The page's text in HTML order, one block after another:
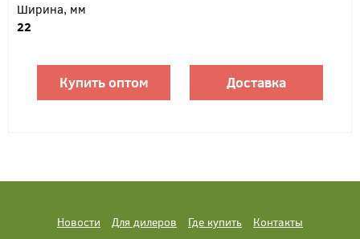
Ширина, мм
22
Купить оптом Доставка
Новости Для дилеров Где купить
Контакты